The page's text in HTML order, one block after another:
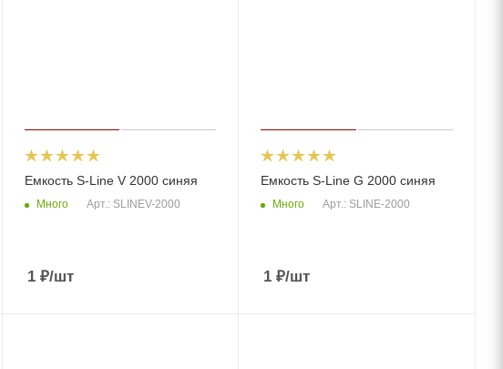
Емкость S-Line V 2000 синяя
Много Арт.: SLINEV-2000
1₽/шт
Емкость S-Line G 2000 синяя
Много Арт.: SLINE-2000
1 ₽/шт